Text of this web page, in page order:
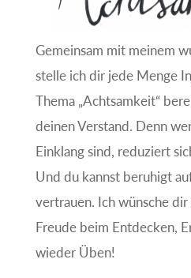
Gemeinsam mit meinem
stelle ich dir jede Menge
Thema „Achtsamkeit“
deinen Verstand. Denn
Einklang sind, reduziert
Und du kannst beruhigt
vertrauen. Ich wünsche
Freude beim Entdecken,
wieder Üben!